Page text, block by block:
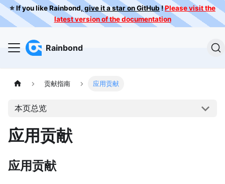
⭐️ If you like Rainbond, give it a star on GitHub !Please visit the
latest version of the documentation
Rainbond
贡献指南 应用贡献
本页总览
应用贡献
应用贡献